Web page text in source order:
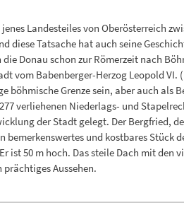
Landesteiles von Oberösterreich
diese Tatsache hat auch seine
Donau schon zur Römerzeit nach
vom Babenberger-Herzog Leopold VI.
böhmische Grenze sein, aber auch als
verliehenen Niederlags- und
der Stadt gelegt. Der Bergfried,
bemerkenswertes und kostbares Stück
ist 50 m hoch. Das steile Dach mit den
Aussehen.